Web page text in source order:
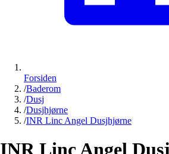
Forsiden
/Baderom
/Dusj
/Dusjhjørne
/INR Linc Angel Dusjhjørne
INR Linc Angel